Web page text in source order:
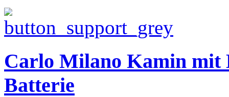
Carlo Milano Kamin
Batterie